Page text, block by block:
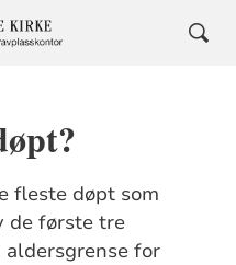
fleste døpt som
de første tre
aldersgrense for